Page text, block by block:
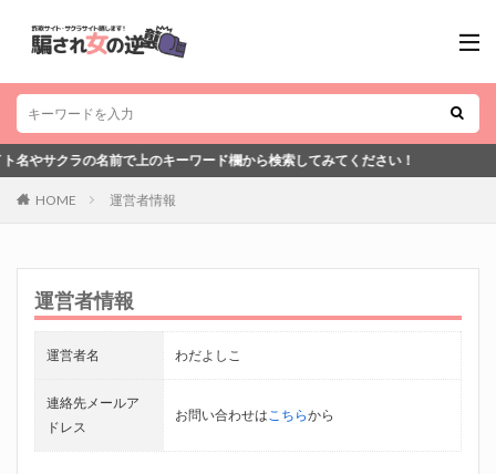
の名前で上のキーワード欄から検索してみてください！
HOME 運営者情報
運営者情報
運営者名 わだよしこ
連絡先メールア
ドレス
お問い合わせはこちらから